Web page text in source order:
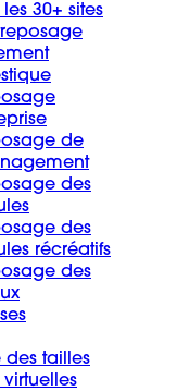
30+ sites
de
des
des
récréatifs
des
des tailles
virtuelles